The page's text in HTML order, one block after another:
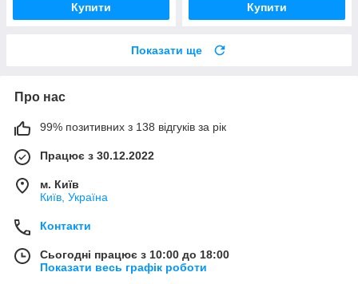
Купити Купити
Показати ще
Про нас
99% позитивних з 138 відгуків за рік
Працює з 30.12.2022
м. Київ
Київ, Україна
Контакти
Сьогодні працює з 10:00 до 18:00
Показати весь графік роботи